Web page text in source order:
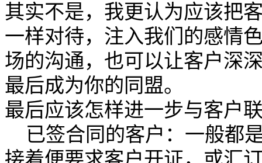
其实不是，我更认为应该把
一样对待，注入我们的感情
场的沟通，也可以让客户深
最后成为你的同盟。
最后应该怎样进一步与客户
已签合同的客户：一般都